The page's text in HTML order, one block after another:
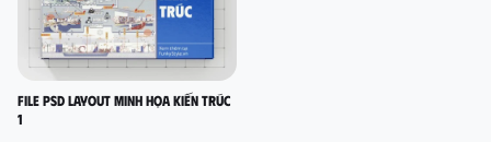
FILE PSD LAYOUT MINH HỌA KIẾN TRÚC
1